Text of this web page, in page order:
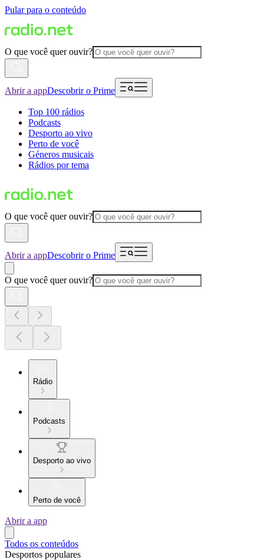
Pular para o conteúdo
O que você quer ouvir?
Abrir a appDescobrir o Prime
Top 100 rádios
Podcasts
Desporto ao vivo
Perto de você
Géneros musicais
Rádios por tema
O que você quer ouvir?
Abrir a appDescobrir o Prime
O que você quer ouvir?
Rádio
Podcasts
Desporto ao vivo
Perto de você
Abrir a app
Todos os conteúdos
Desportos populares